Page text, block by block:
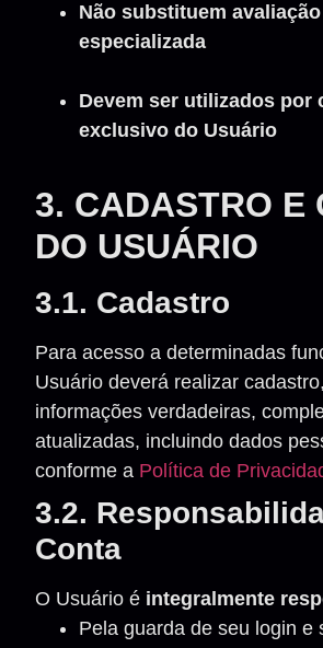
Não substituem
especializada
Devem ser utilizados por
exclusivo do Usuário
3. CADASTRO E
DO USUÁRIO
3.1. Cadastro
Para acesso a determinadas
Usuário deverá realizar
informações verdadeiras,
atualizadas, incluindo dados
conforme a Política de
3.2.
Conta
O Usuário é integralmente
Pela guarda de seu login e